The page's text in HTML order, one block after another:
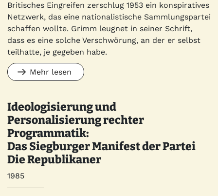
Britisches Eingreifen zerschlug 1953 ein konspiratives
Netzwerk, das eine nationalistische Sammlungspartei
schaffen wollte. Grimm leugnet in seiner Schrift,
dass es eine solche Verschwörung, an der er selbst
teilhatte, je gegeben habe.
Mehr lesen
Ideologisierung und
Personalisierung rechter
Programmatik:
Das Siegburger Manifest der Partei
Die Republikaner
Jahr
1985